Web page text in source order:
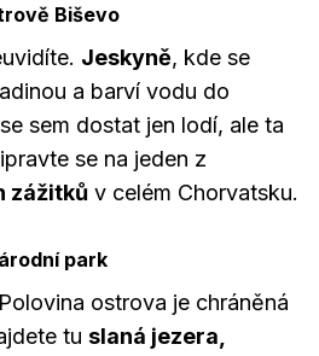
Biševo
Jeskyně, kde se
a barví vodu do
sem dostat jen lodí, ale ta
se na jeden z
zážitků v celém Chorvatsku.
park
ostrova je chráněná
tu slaná jezera,